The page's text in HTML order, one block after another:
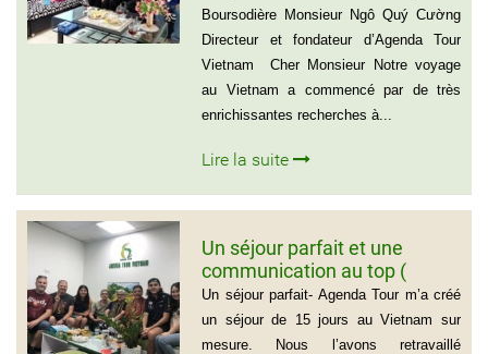
Boursodière Monsieur Ngô Quý Cường
Directeur et fondateur d’Agenda Tour
Vietnam Cher Monsieur Notre voyage
au Vietnam a commencé par de très
enrichissantes recherches à...
Lire la suite
Un séjour parfait et une
communication au top (
Groupe de la famille de Mr
PASCAL CESCON)
Un séjour parfait- Agenda Tour m’a créé
un séjour de 15 jours au Vietnam sur
mesure. Nous l’avons retravaillé